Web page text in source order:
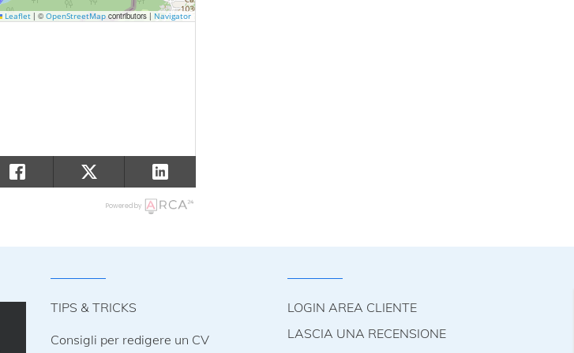
Leaflet | © OpenStreetMapcontributors | Navigator
Powered by
TIPS & TRICKS
Consigli per redigere un CV
LOGIN AREA CLIENTE
LASCIA UNA RECENSIONE